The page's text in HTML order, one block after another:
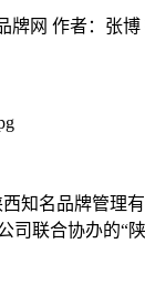
牌网 作者：张博
知名品牌管
联合协办的“